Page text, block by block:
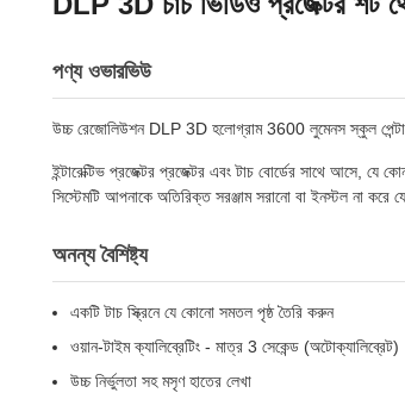
পণ্য ওভারভিউ
উচ্চ রেজোলিউশন DLP 3D হলোগ্রাম 3600 লুমেনস স্কুল পেন্টাচ
ইন্টারেক্টিভ প্রজেক্টর প্রজেক্টর এবং টাচ বোর্ডের সাথে আসে,
সিস্টেমটি আপনাকে অতিরিক্ত সরঞ্জাম সরানো বা ইনস্টল না করে
অনন্য বৈশিষ্ট্য
একটি টাচ স্ক্রিনে যে কোনো সমতল পৃষ্ঠ তৈরি করুন
ওয়ান-টাইম ক্যালিব্রেটিং - মাত্র 3 সেকেন্ড (অটোক্যালিব্রেট)
উচ্চ নির্ভুলতা সহ মসৃণ হাতের লেখা